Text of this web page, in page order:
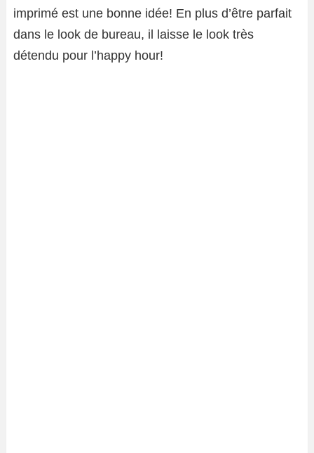
imprimé est une bonne idée! En plus d’être parfait
dans le look de bureau, il laisse le look très
détendu pour l’happy hour!